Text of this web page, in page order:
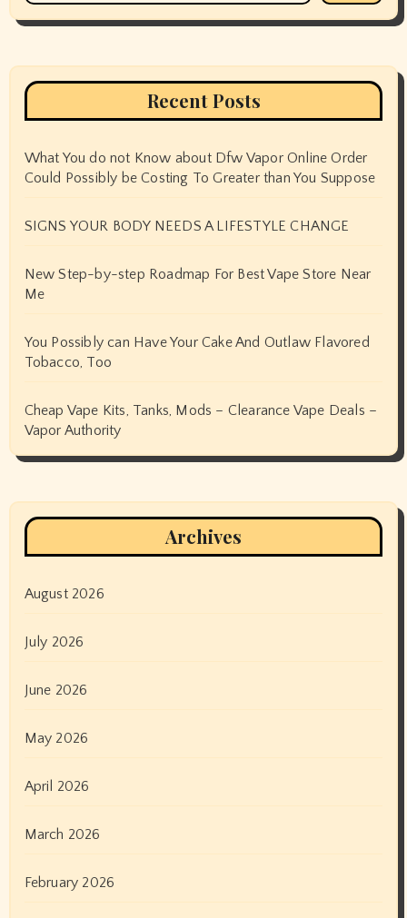
Recent Posts
What You do not Know about Dfw Vapor Online Order
Could Possibly be Costing To Greater than You Suppose
SIGNS YOUR BODY NEEDS A LIFESTYLE CHANGE
New Step-by-step Roadmap For Best Vape Store Near
Me
You Possibly can Have Your Cake And Outlaw Flavored
Tobacco, Too
Cheap Vape Kits, Tanks, Mods – Clearance Vape Deals –
Vapor Authority
Archives
August 2026
July 2026
June 2026
May 2026
April 2026
March 2026
February 2026